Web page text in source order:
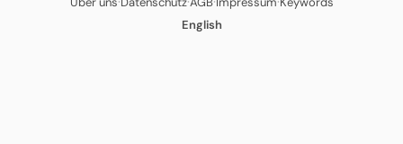
English